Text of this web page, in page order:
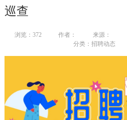
巡查
浏览： 372 作者： 来源：
分类：招聘动态